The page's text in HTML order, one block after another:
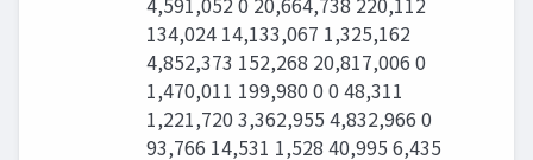
134,024 14,133,067 1,325,162
4,852,373 152,268 20,817,006 0
1,470,011 199,980 0 0 48,311
1,221,720 3,362,955 4,832,966 0
93,766 14,531 1,528 40,995 6,435